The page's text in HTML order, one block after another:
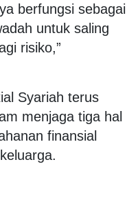
berfungsi sebagai
untuk saling
risiko,”
Syariah terus
menjaga tiga hal
finansial